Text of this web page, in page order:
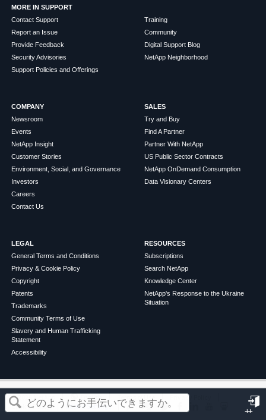
サ
この記事は役に立ちましたか？
MORE IN SUPPORT
Contact Support
Report an Issue
Provide Feedback
Security Advisories
Support Policies and Offerings
Training
Community
Digital Support Blog
NetApp Neighborhood
COMPANY
Newsroom
Events
NetApp Insight
Customer Stories
Environment, Social, and Governance
Investors
Careers
Contact Us
SALES
Try and Buy
Find A Partner
Partner With NetApp
US Public Sector Contracts
NetApp OnDemand Consumption
Data Visionary Centers
LEGAL
General Terms and Conditions
Privacy & Cookie Policy
Copyright
Patents
Trademarks
Community Terms of Use
Slavery and Human Trafficking
Statement
Accessibility
RESOURCES
Subscriptions
Search NetApp
Knowledge Center
NetApp's Response to the Ukraine
Situation
©2026 NetApp English Terms of Use
Privacy Policy
Cookie Policy
Cookie Settings